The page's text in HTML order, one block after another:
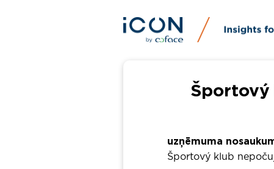
Športový
uzņēmuma
Športový klub